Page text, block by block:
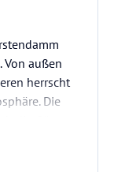
Bitte
des
außen
herrscht
Die
ist.
ruhig und